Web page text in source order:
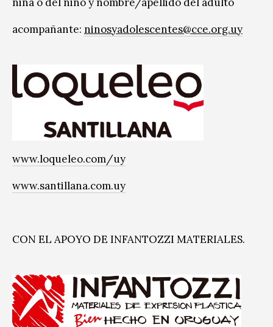
acompañante: ninosyadolescentes@cce.org.uy
www.loqueleo.com/uy
www.santillana.com.uy
CON EL APOYO DE INFANTOZZI MATERIALES.